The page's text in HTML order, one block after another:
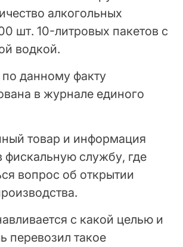
алкогольных
шт. 10-литровых пакетов с
водкой.
данному факту
в журнале единого
товар и информация
фискальную службу, где
вопрос об открытии
с какой целью и
перевозил такое